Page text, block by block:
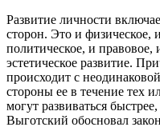
Развитие личности
сторон. Это и физическое,
политическое, и правовое,
эстетическое развитие.
происходит с
стороны ее в течение тех
могут развиваться
Выготский обосновал